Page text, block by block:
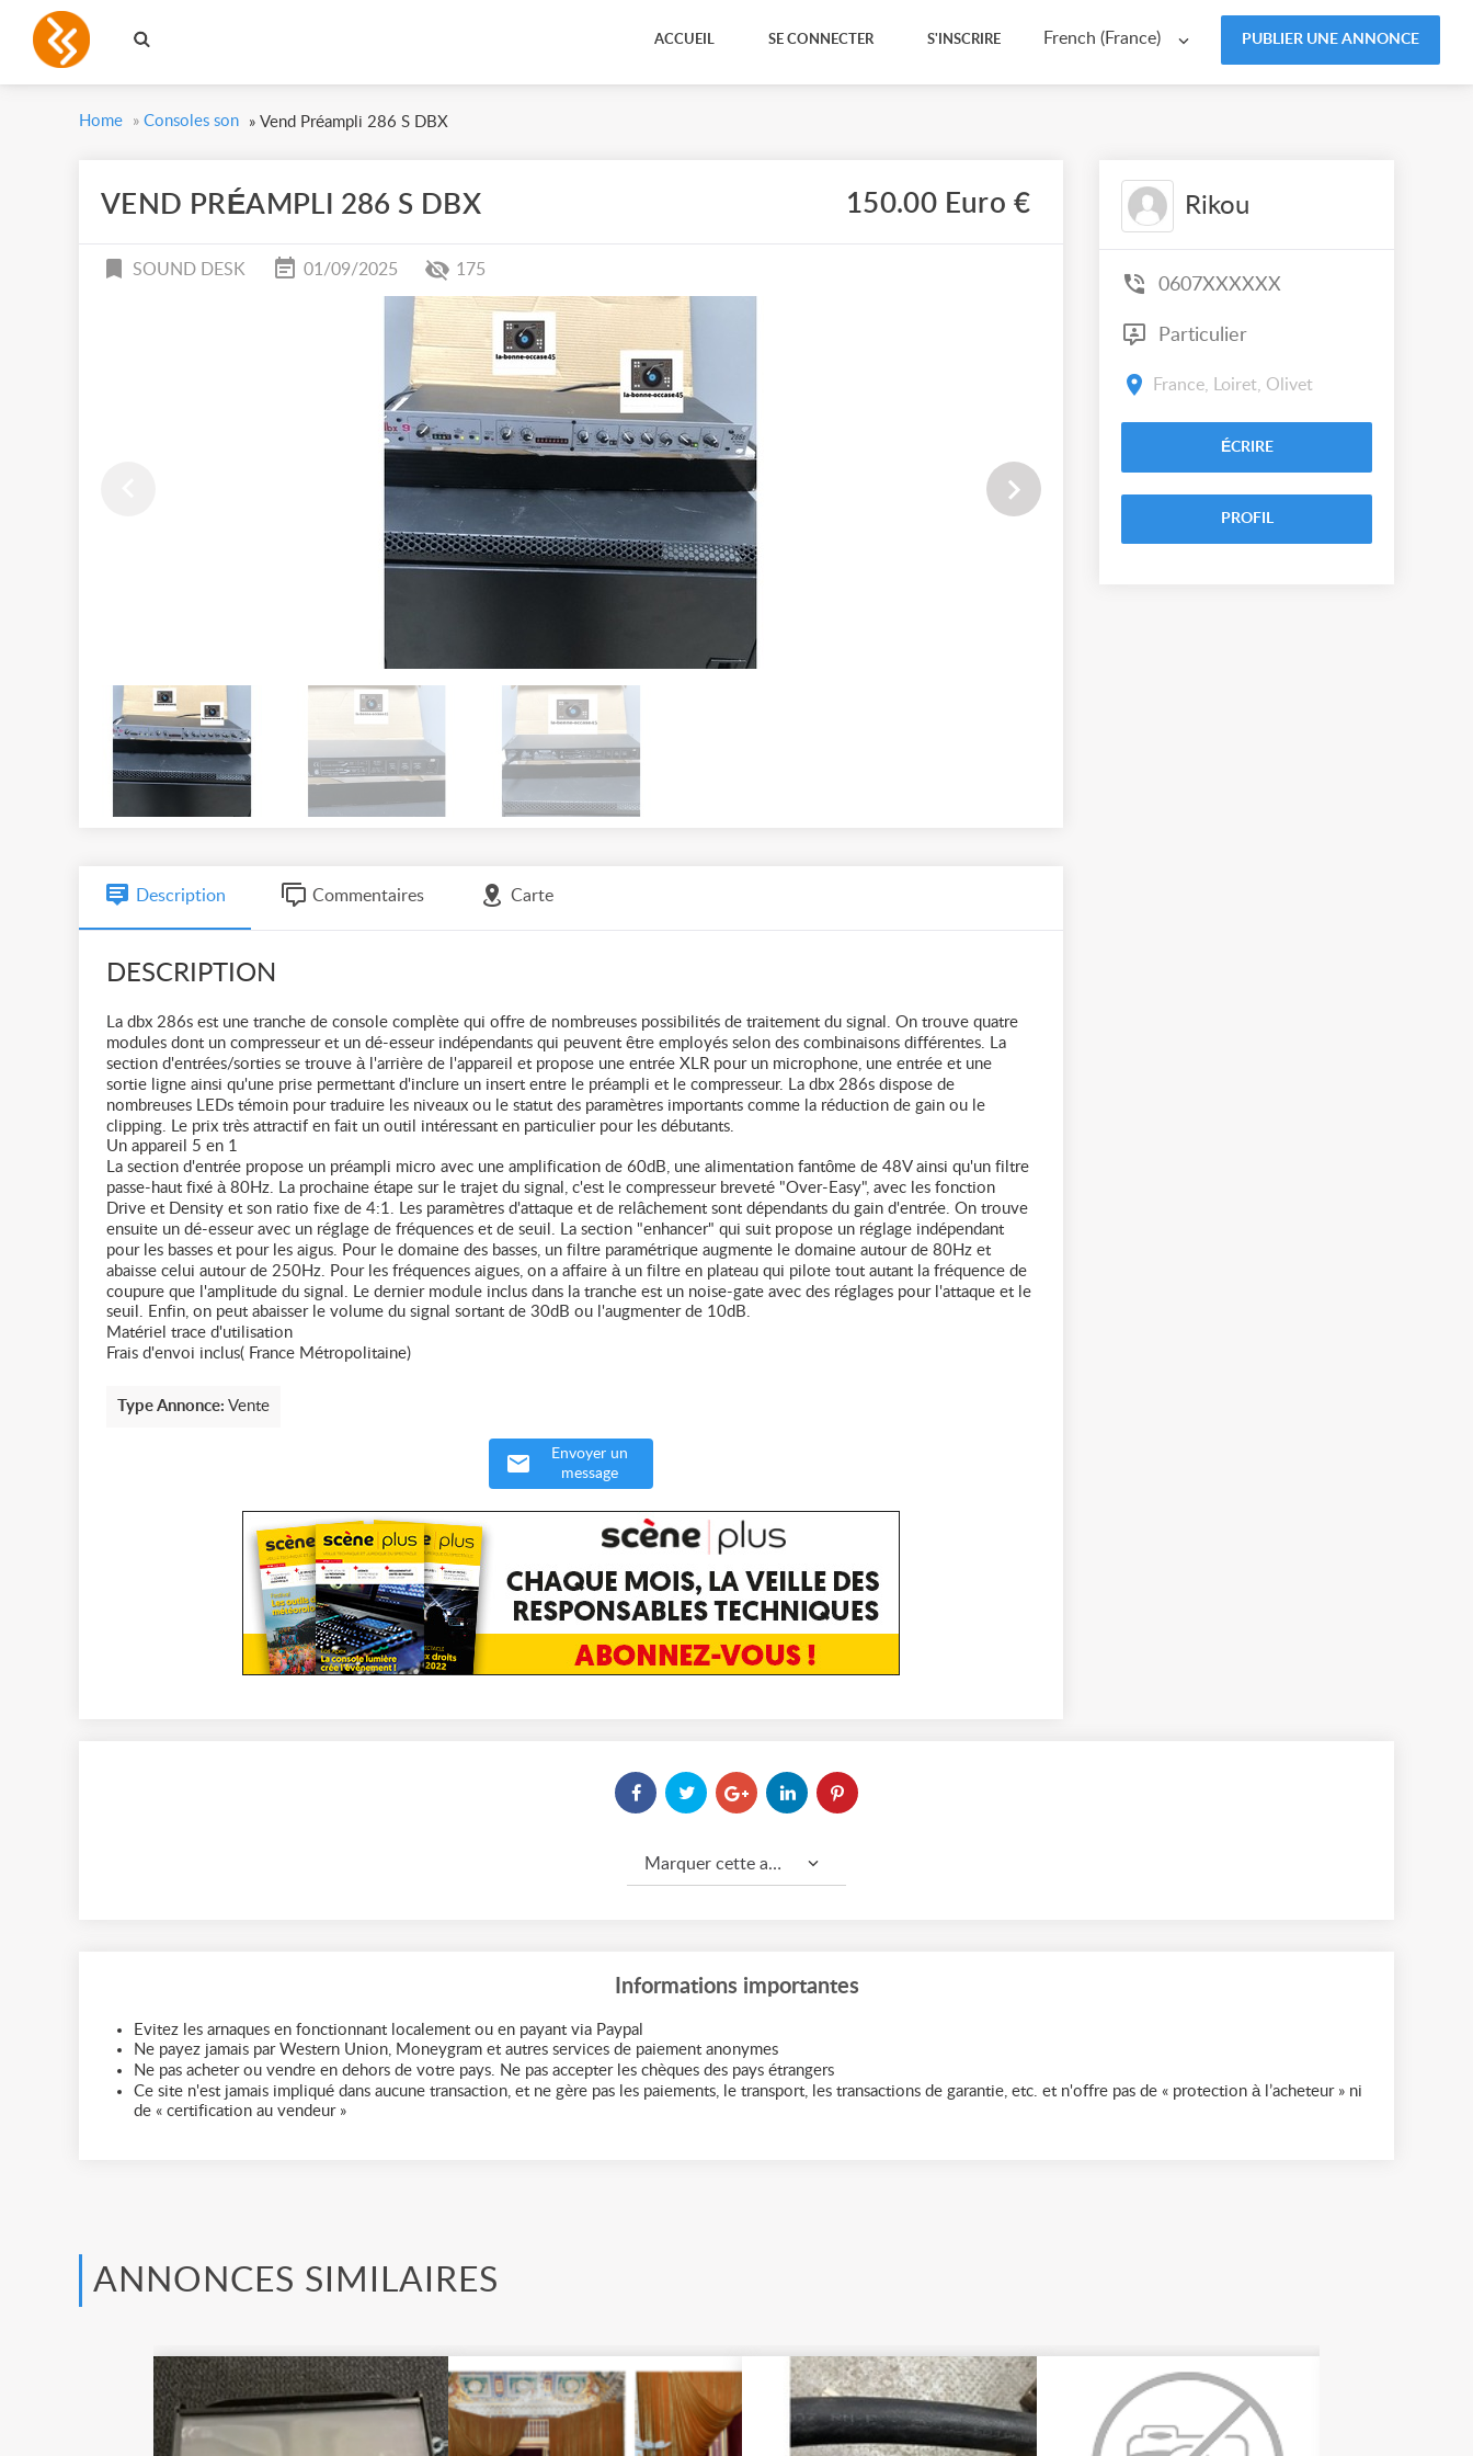
French (France) PUBLIER UNE ANNONCE
ACCUEIL SE CONNECTER S'INSCRIRE
Home » Consoles son » Vend Préampli 286 S DBX
VEND PRÉAMPLI 286 S DBX 150.00 Euro €
SOUND DESK 01/09/2025 175
Description Commentaires Carte
DESCRIPTION
La dbx 286s est une tranche de console complète qui offre de nombreuses possibilités de traitement du signal. On trouve quatre
modules dont un compresseur et un dé-esseur indépendants qui peuvent être employés selon des combinaisons différentes. La
section d'entrées/sorties se trouve à l'arrière de l'appareil et propose une entrée XLR pour un microphone, une entrée et une
sortie ligne ainsi qu'une prise permettant d'inclure un insert entre le préampli et le compresseur. La dbx 286s dispose de
nombreuses LEDs témoin pour traduire les niveaux ou le statut des paramètres importants comme la réduction de gain ou le
clipping. Le prix très attractif en fait un outil intéressant en particulier pour les débutants.
Un appareil 5 en 1
La section d'entrée propose un préampli micro avec une amplification de 60dB, une alimentation fantôme de 48V ainsi qu'un filtre
passe-haut fixé à 80Hz. La prochaine étape sur le trajet du signal, c'est le compresseur breveté "Over-Easy", avec les fonction
Drive et Density et son ratio fixe de 4:1. Les paramètres d'attaque et de relâchement sont dépendants du gain d'entrée. On trouve
ensuite un dé-esseur avec un réglage de fréquences et de seuil. La section "enhancer" qui suit propose un réglage indépendant
pour les basses et pour les aigus. Pour le domaine des basses, un filtre paramétrique augmente le domaine autour de 80Hz et
abaisse celui autour de 250Hz. Pour les fréquences aigues, on a affaire à un filtre en plateau qui pilote tout autant la fréquence de
coupure que l'amplitude du signal. Le dernier module inclus dans la tranche est un noise-gate avec des réglages pour l'attaque et le
seuil. Enfin, on peut abaisser le volume du signal sortant de 30dB ou l'augmenter de 10dB.
Matériel trace d'utilisation
Frais d'envoi inclus( France Métropolitaine)
Type Annonce: Vente
Envoyer un
message
Rikou
0607XXXXXX
Particulier
France, Loiret, Olivet
ÉCRIRE
PROFIL
Marquer cette annonce comme...
Informations importantes
Evitez les arnaques en fonctionnant localement ou en payant via Paypal
Ne payez jamais par Western Union, Moneygram et autres services de paiement anonymes
Ne pas acheter ou vendre en dehors de votre pays. Ne pas accepter les chèques des pays étrangers
Ce site n'est jamais impliqué dans aucune transaction, et ne gère pas les paiements, le transport, les transactions de garantie, etc. et n'offre pas de « protection à l’acheteur » ni
de « certification au vendeur »
ANNONCES SIMILAIRES